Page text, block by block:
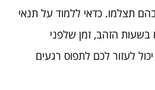
תצלמו. כדאי ללמוד על תנאי
בשעות הזהב, זמן שלפני
לעזור לכם לתפוס רגעים